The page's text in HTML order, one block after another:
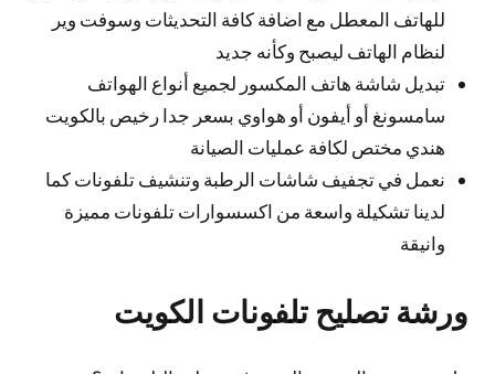
للهاتف المعطل مع اضافة كافة التحديثات وسوفت وير
لنظام الهاتف ليصبح وكأنه جديد
تبديل شاشة هاتف المكسور لجميع أنواع الهواتف
سامسونغ أو أيفون أو هواوي بسعر جدا رخيص بالكويت
هندي مختص لكافة عمليات الصيانة
نعمل في تجفيف شاشات الرطبة وتنشيف تلفونات كما
لدينا تشكيلة واسعة من اكسسوارات تلفونات مميزة
وانيقة
ورشة تصليح تلفونات الكويت